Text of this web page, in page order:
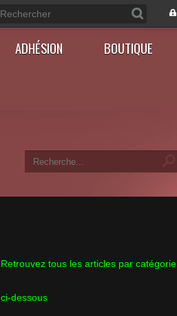
ADHÉSION BOUTIQUE
Retrouvez tous les articles par catégorie
ci-dessous